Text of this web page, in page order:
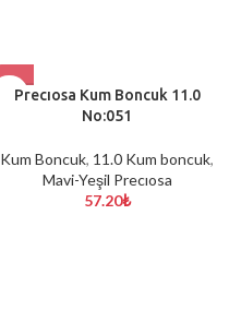
Precıosa Kum Boncuk 11.0
No:051
Kum Boncuk, 11.0 Kum boncuk,
Mavi-Yeşil Precıosa
57.20₺